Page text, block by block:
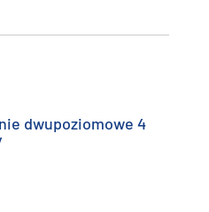
dwupoziomowe 4